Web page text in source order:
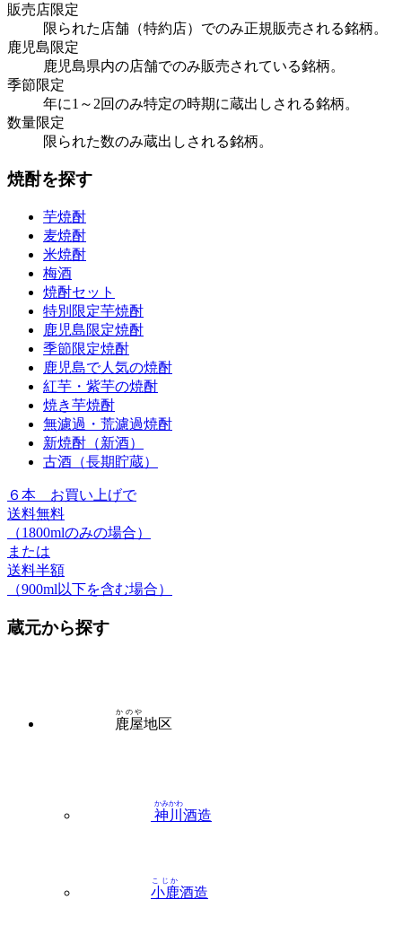
販売店限定
限られた店舗（特約店）でのみ正規販売される銘柄。
鹿児島限定
鹿児島県内の店舗でのみ販売されている銘柄。
季節限定
年に1～2回のみ特定の時期に蔵出しされる銘柄。
数量限定
限られた数のみ蔵出しされる銘柄。
焼酎を探す
芋焼酎
麦焼酎
米焼酎
梅酒
焼酎セット
特別限定芋焼酎
鹿児島限定焼酎
季節限定焼酎
鹿児島で人気の焼酎
紅芋・紫芋の焼酎
焼き芋焼酎
無濾過・荒濾過焼酎
新焼酎（新酒）
古酒（長期貯蔵）
６本 お買い上げで
送料無料
（1800mlのみの場合）
または
送料半額
（900ml以下を含む場合）
蔵元から探す
鹿屋
かのや
地区
神川
かみかわ
酒造
小鹿
こじか
酒造